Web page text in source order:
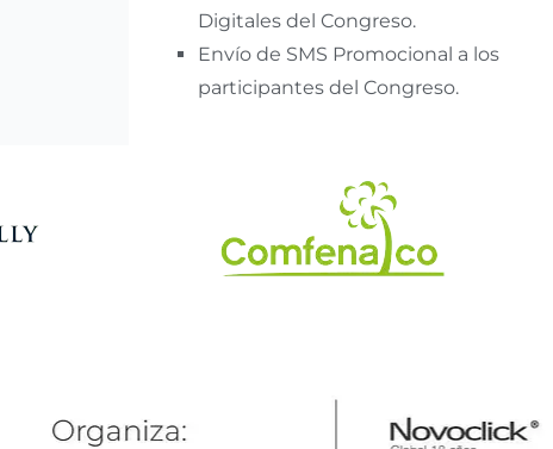
Digitales del Congreso.
Envío de SMS Promocional a los
participantes del Congreso.